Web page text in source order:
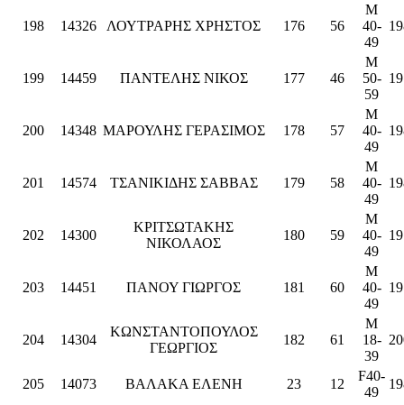
198 14326 ΛΟΥΤΡΑΡΗΣ ΧΡΗΣΤΟΣ 176 56
M
40-
49
199 14459 ΠΑΝΤΕΛΗΣ ΝΙΚΟΣ 177 46
M
50-
59
200 14348 ΜΑΡΟΥΛΗΣ ΓΕΡΑΣΙΜΟΣ 178 57
M
40-
49
201 14574 ΤΣΑΝΙΚΙΔΗΣ ΣΑΒΒΑΣ 179 58
M
40-
49
202 14300
ΚΡΙΤΣΩΤΑΚΗΣ
ΝΙΚΟΛΑΟΣ
180 59
M
40-
49
203 14451 ΠΑΝΟΥ ΓΙΩΡΓΟΣ 181 60
M
40-
49
204 14304
ΚΩΝΣΤΑΝΤΟΠΟΥΛΟΣ
ΓΕΩΡΓΙΟΣ
182 61
M
18-
39
205 14073 ΒΑΛΑΚΑ ΕΛΕΝΗ 23 12
F40-
49